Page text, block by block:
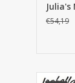
Julia's
€54,19